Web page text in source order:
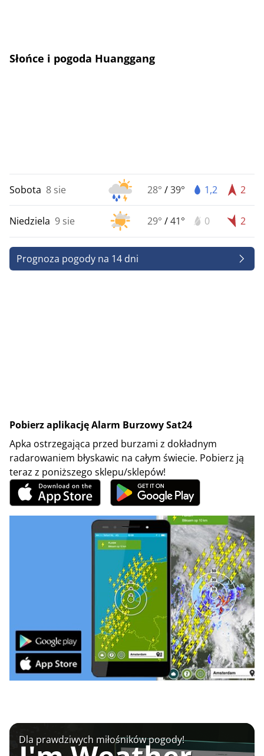
Słońce i pogoda Huanggang
Sobota 8 sie 28° /39° 1,2 2
Niedziela 9 sie 29° /41° 0 2
Prognoza pogody na 14 dni
Pobierz aplikację Alarm Burzowy Sat24
Apka ostrzegająca przed burzami z dokładnym
radarowaniem błyskawic na całym świecie. Pobierz ją
teraz z poniższego sklepu/sklepów!
Dla prawdziwych miłośników pogody!